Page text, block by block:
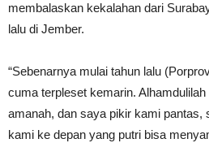
membalaskan kekalahan dari
lalu di Jember.
“Sebenarnya mulai tahun lalu
cuma terpleset kemarin.
amanah, dan saya pikir kami pantas,
kami ke depan yang putri bisa